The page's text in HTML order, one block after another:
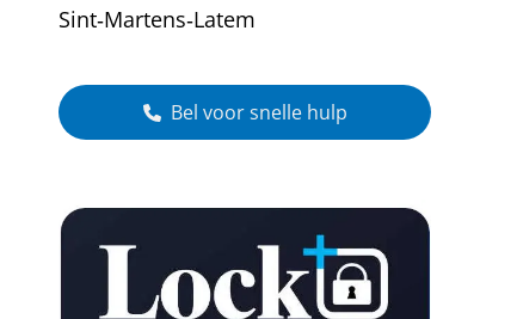
Sint‑Martens‑Latem
Bel voor snelle hulp